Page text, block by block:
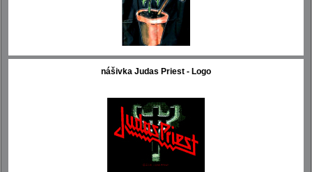
nášivka Judas Priest - Logo